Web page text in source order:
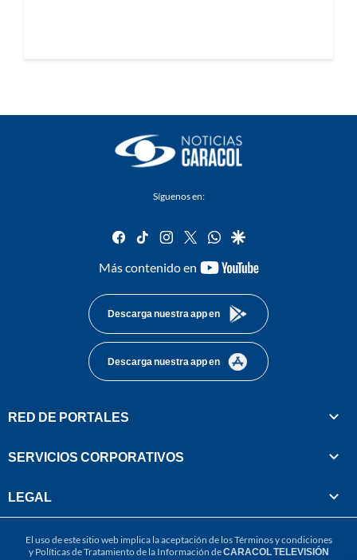
Síguenos en:
facebook
tiktok instagram
twitterwhatsapp
google
Más contenido en
youtube-
Descarga nuestra app en
Descarga nuestra app en
RED DE PORTALES
SERVICIOS CORPORATIVOS
LEGAL
El uso de este sitio web implica la aceptación de losTérminos y condiciones
y Políticas de Tratamiento de la Información deCARACOL TELEVISIÓN